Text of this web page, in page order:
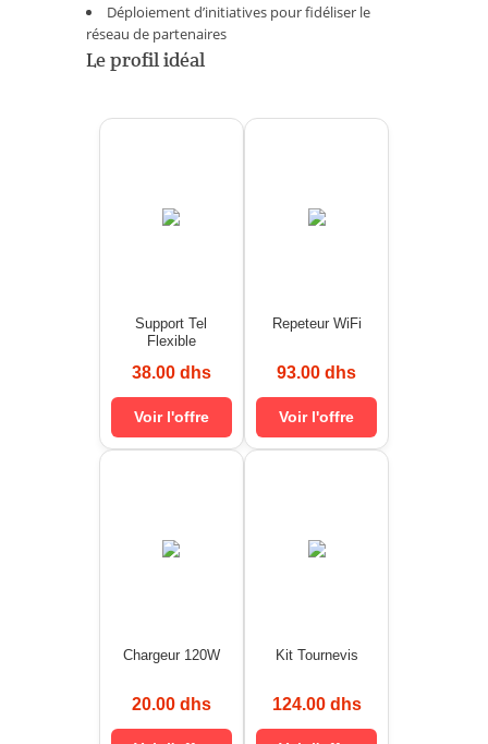
Déploiement d’initiatives pour fidéliser le
réseau de partenaires
Le profil idéal
Support Tel
Flexible
38.00 dhs
Voir l'offre
Repeteur WiFi
93.00 dhs
Voir l'offre
Chargeur 120W
20.00 dhs
Kit Tournevis
124.00 dhs